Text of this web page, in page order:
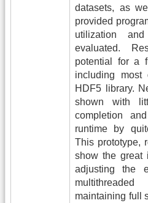
datasets, as
provided
utilization
evaluated.
potential for a
including most
HDF5 library.
shown with
completion
runtime by
This prototype,
show the great
adjusting the
maintaining full